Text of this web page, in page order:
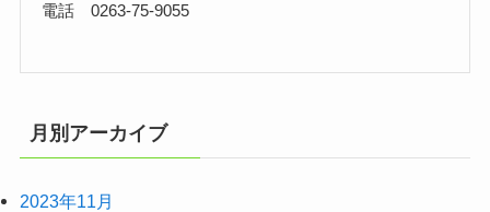
電話 0263-75-9055
月別アーカイブ
2023年11月